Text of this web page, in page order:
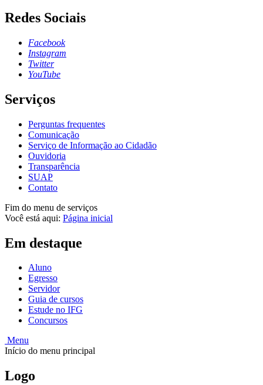
Redes Sociais
Facebook
Instagram
Twitter
YouTube
Serviços
Perguntas frequentes
Comunicação
Serviço de Informação ao Cidadão
Ouvidoria
Transparência
SUAP
Contato
Fim do menu de serviços
Você está aqui: Página inicial
Em destaque
Aluno
Egresso
Servidor
Guia de cursos
Estude no IFG
Concursos
Menu
Início do menu principal
Logo